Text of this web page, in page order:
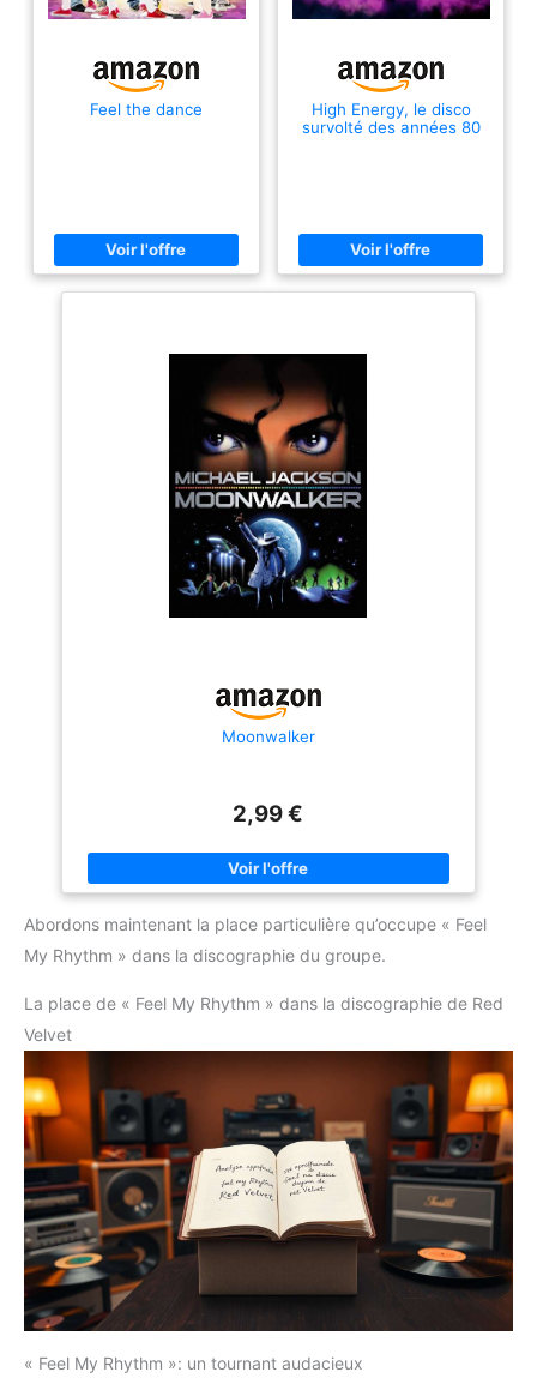
Feel the dance
High Energy, le disco
survolté des années 80
Moonwalker
2,99 €
Abordons maintenant la place particulière qu’occupe « Feel
My Rhythm » dans la discographie du groupe.
La place de « Feel My Rhythm » dans la discographie de Red
Velvet
« Feel My Rhythm »: un tournant audacieux